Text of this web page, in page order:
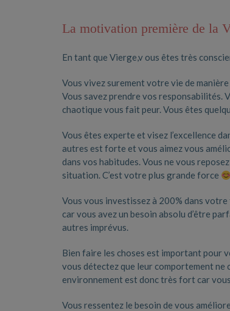
La motivation première de la
En tant que Vierge,v ous êtes très
Vous vivez surement votre vie de
Vous savez prendre vos responsabilités.
chaotique vous fait peur. Vous êtes
Vous êtes experte et visez l’excellence
autres est forte et vous aimez vous
dans vos habitudes. Vous ne vous
situation. C’est votre plus grande force
Vous vous investissez à 200% dans
car vous avez un besoin absolu d’être
autres imprévus.
Bien faire les choses est important pour
vous détectez que leur comportement
environnement est donc très fort car
Vous ressentez le besoin de vous